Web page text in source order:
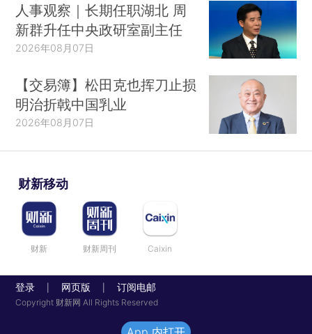
人事观察｜长期任职湖北 周
新群升任中央政研室副主任
2026年08月07日
【交易簿】松田克也挥刀止损
明治折戟中国乳业
2026年08月07日
财新移动
财新 财新周刊 Caixin
登录 网页版 订阅电邮
Copyright 财新网 All Rights Reserved